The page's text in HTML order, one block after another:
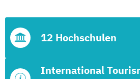
International
12 Hochschulen